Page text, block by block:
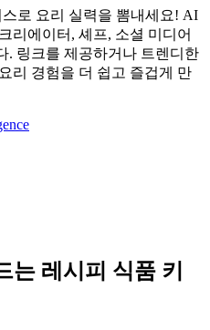
로 요리 실력을 뽐내세요! AI
리에이터, 셰프, 소셜 미디어
. 링크를 제공하거나 트렌디한
리 경험을 더 쉽고 즐겁게 만
레시피 식품 키